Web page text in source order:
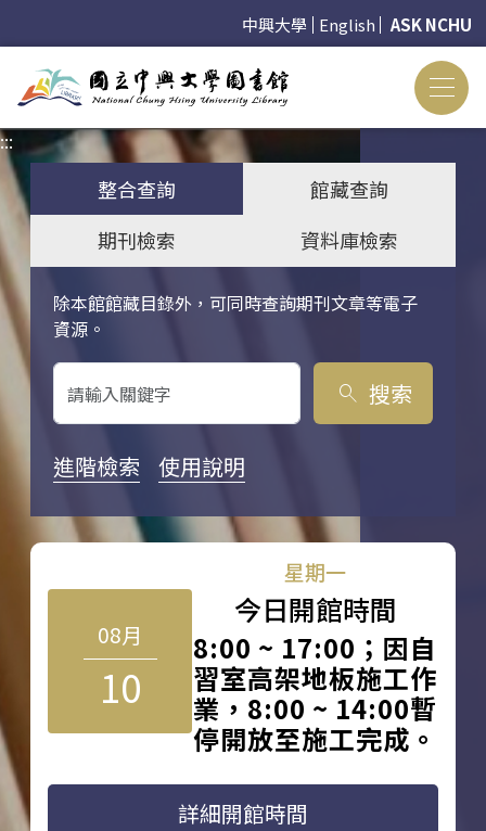
中興大學 English ASK NCHU
:::
整合查詢
館藏查詢
期刊檢索
資料庫檢索
除本館館藏目錄外，可同時查詢期刊文章等電子
資源。
關鍵字搜尋
search 搜索
進階檢索 使用說明
08月
10
星期一
今日開館時間
8:00 ~ 17:00；因自
習室高架地板施工作
業，8:00 ~ 14:00暫
停開放至施工完成。
詳細開館時間